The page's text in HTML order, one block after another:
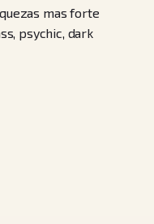
mas forte
psychic, dark